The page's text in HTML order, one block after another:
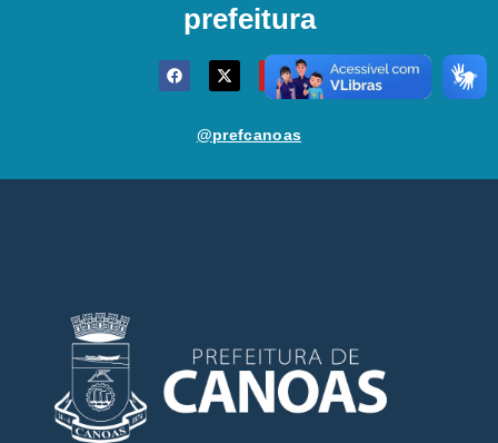
prefeitura
@prefcanoas